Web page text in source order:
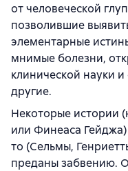
от человеческой
позволившие
элементарные
мнимые болезни,
клинической науки
другие.
Некоторые истории
или Финеаса Гейджа)
то (Сельмы,
преданы забвению.